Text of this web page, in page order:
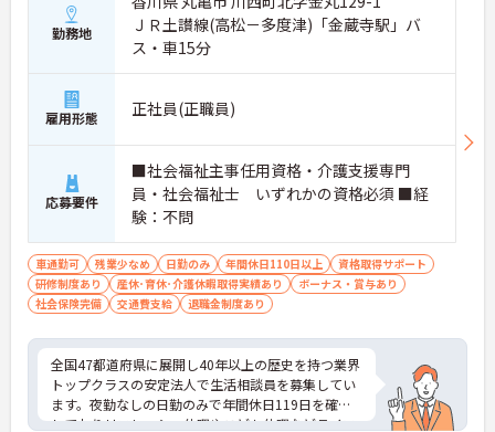
勤務地
ＪＲ土讃線(高松－多度津)「金蔵寺駅」バ
ス・車15分
雇用形態 正社員(正職員)
応募要件
■社会福祉主事任用資格・介護支援専門
員・社会福祉士 いずれかの資格必須 ■経
験：不問
車通勤可 残業少なめ 日勤のみ 年間休日110日以上
資格取得サポート
研修制度あり
産休･育休･介護休暇取得実績あり
ボーナス・賞与あり
社会保険完備
交通費支給 退職金制度あり
全国47都道府県に展開し40年以上の歴史を持つ業界
トップクラスの安定法人で生活相談員を募集してい
ます。夜勤なしの日勤のみで年間休日119日を確保
しておりリフレッシュ休暇やこども休暇などライフ